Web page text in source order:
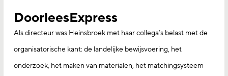
DoorleesExpress
Als directeur was Heinsbroek met haar collega’s belast met de
organisatorische kant: de landelijke bewijsvoering, het
onderzoek, het maken van materialen, het matchingsysteem